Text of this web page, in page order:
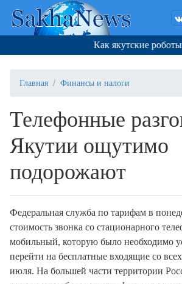
Как якутские роботы
Главная Финансы и налоги
Телефонные
Якутии ощутимо
подорожают
Федеральная служба по тарифам в
стоимость звонка со стационарного
мобильный, которую было необходимо
перейти на бесплатные входящие со
июля. На большей части территории